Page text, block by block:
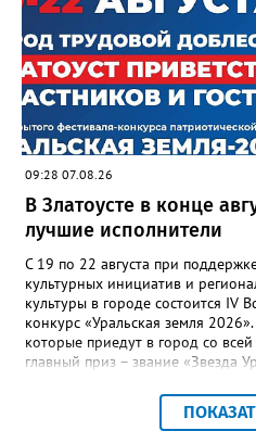
ресурсоснабжающей
— сообщила начальник Главного
Настенко. В следующий раз,
Госжилинспекции, службы
оперативно делиться
заинтересованными – от
потребителей.
09:28 07.08.26
В Златоусте в конце
лучшие исполнители
С 19 по 22 августа при
культурных инициатив и
культуры в городе состоится IV
конкурс «Уральская земля
которые приедут в город со всей
главный приз – звание «Звезда
прослушивания участников,
наставников, выступления